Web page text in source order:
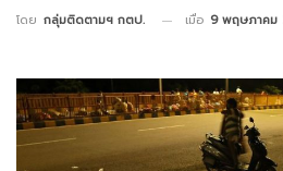
โดย กลุ่มติดตามฯ กตป. เมื่อ 9 พฤษภาคม